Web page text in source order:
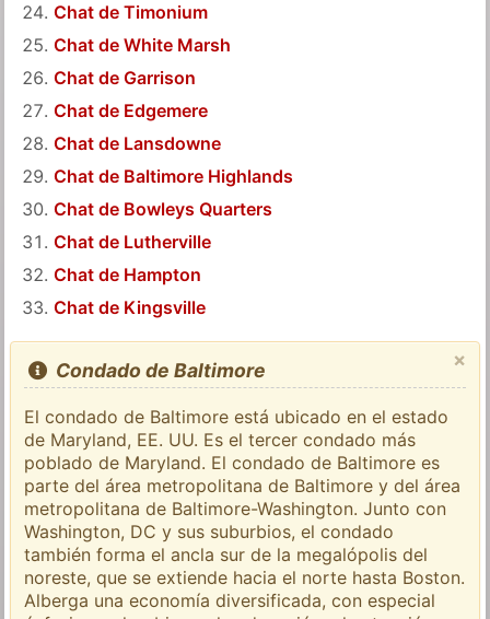
Chat de Timonium
Chat de White Marsh
Chat de Garrison
Chat de Edgemere
Chat de Lansdowne
Chat de Baltimore Highlands
Chat de Bowleys Quarters
Chat de Lutherville
Chat de Hampton
Chat de Kingsville
×
Condado de Baltimore
El condado de Baltimore está ubicado en el estado
de Maryland, EE. UU. Es el tercer condado más
poblado de Maryland. El condado de Baltimore es
parte del área metropolitana de Baltimore y del área
metropolitana de Baltimore-Washington. Junto con
Washington, DC y sus suburbios, el condado
también forma el ancla sur de la megalópolis del
noreste, que se extiende hacia el norte hasta Boston.
Alberga una economía diversificada, con especial